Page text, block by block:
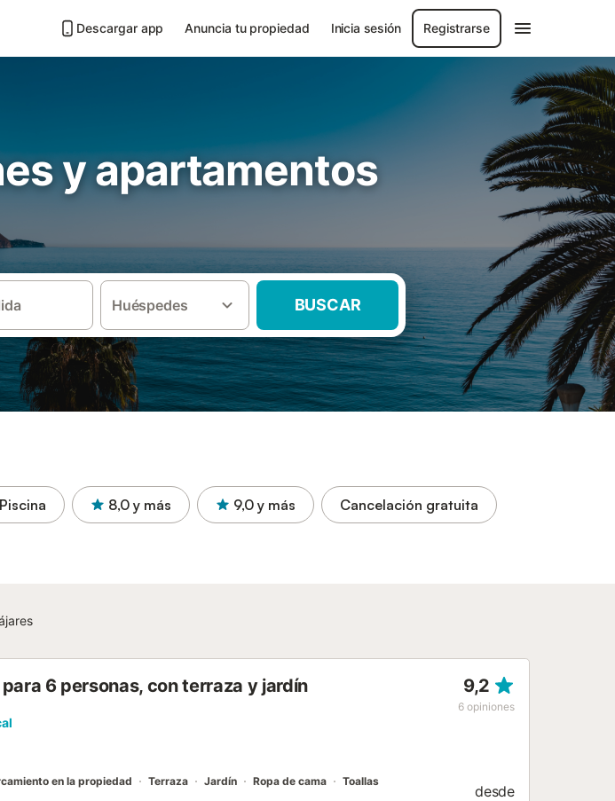
Descargar app Anuncia tu propiedad Inicia sesión Registrarse
y apartamentos
Huéspedes BUSCAR
Piscina 8,0 y más 9,0 y más Cancelación gratuita
6 personas, con terraza y jardín 9,2
6 opiniones
en la propiedad Terraza Jardín Ropa de cama Toallas
desde